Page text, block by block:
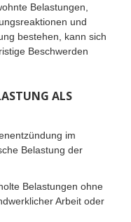
Belastungen,
und
bestehen, kann sich
Beschwerden
ALS
im
Belastung der
Belastungen ohne
Arbeit oder